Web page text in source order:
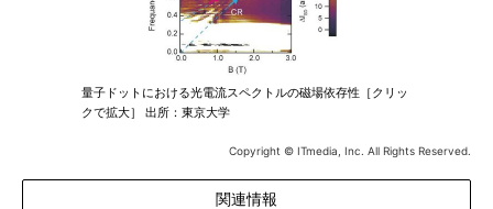
量子ドットにおける光電流スペクトルの磁場依存性［クリッ
クで拡大］ 出所：東京大学
Copyright © ITmedia, Inc. All Rights Reserved.
関連情報